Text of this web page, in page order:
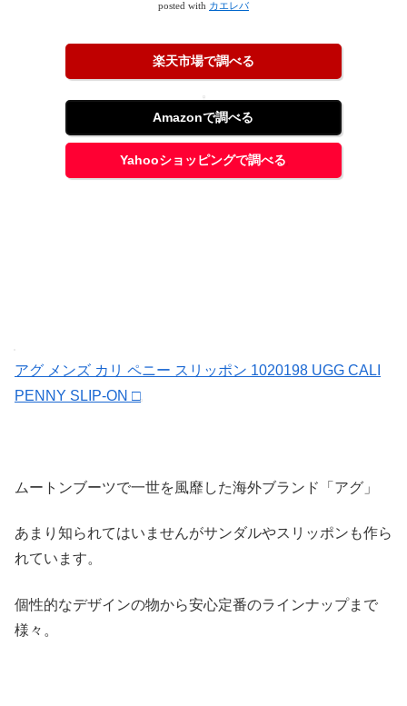
posted with カエレバ
楽天市場で調べる
Amazonで調べる
Yahooショッピングで調べる
アグ メンズ カリ ペニー スリッポン 1020198 UGG CALI
PENNY SLIP-ON □
ムートンブーツで一世を風靡した海外ブランド「アグ」
あまり知られてはいませんがサンダルやスリッポンも作ら
れています。
個性的なデザインの物から安心定番のラインナップまで
様々。